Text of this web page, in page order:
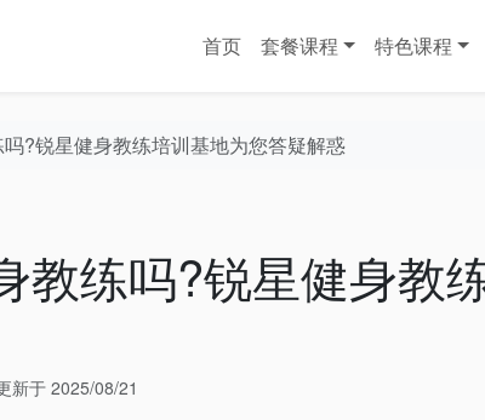
首页
套餐课程 特色课程
?锐星健身教练培训基地为您答疑解惑
教练吗?锐星健身教
新于 2025/08/21